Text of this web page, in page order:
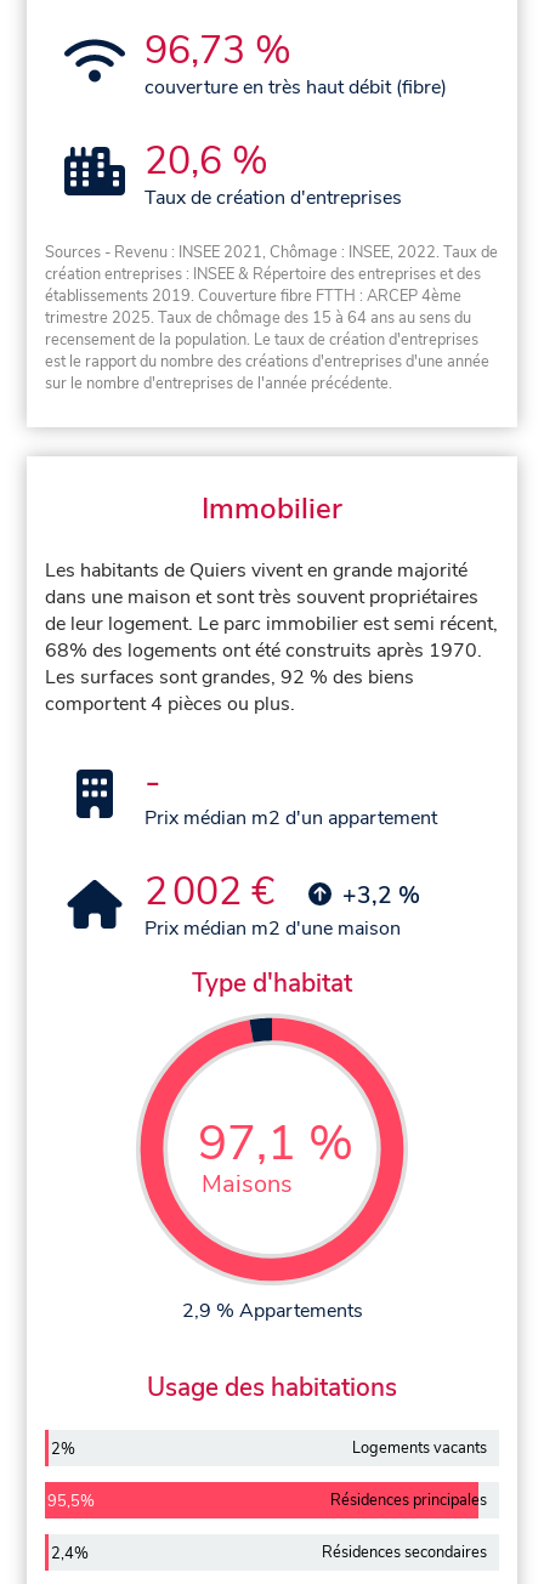
96,73 %
couverture en très haut débit (fibre)
20,6 %
Taux de création d'entreprises
Sources - Revenu : INSEE 2021, Chômage : INSEE, 2022. Taux de
création entreprises : INSEE & Répertoire des entreprises et des
établissements 2019. Couverture fibre FTTH : ARCEP 4ème
trimestre 2025. Taux de chômage des 15 à 64 ans au sens du
recensement de la population. Le taux de création d'entreprises
est le rapport du nombre des créations d'entreprises d'une année
sur le nombre d'entreprises de l'année précédente.
Immobilier
Les habitants de Quiers vivent en grande majorité
dans une maison et sont très souvent propriétaires
de leur logement. Le parc immobilier est semi récent,
68% des logements ont été construits après 1970.
Les surfaces sont grandes, 92 % des biens
comportent 4 pièces ou plus.
-
Prix médian m2 d'un appartement
2 002 € +3,2 %
Prix médian m2 d'une maison
Type d'habitat
97,1 %
Maisons
2,9 % Appartements
Usage des habitations
2% Logements vacants
95,5% Résidences principales
2,4% Résidences secondaires